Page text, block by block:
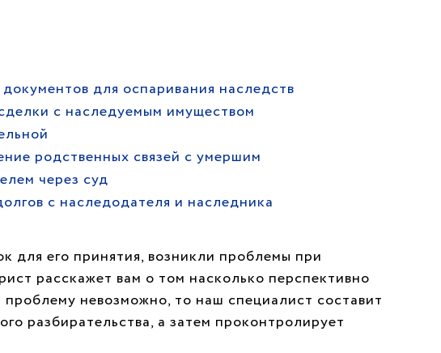
для оспаривания наследств
с наследуемым имуществом
родственных связей с умершим
через суд
с наследодателя и наследника
для его принятия, возникли проблемы при
расскажет вам о том насколько перспективно
невозможно, то наш специалист составит
разбирательства, а затем проконтролирует